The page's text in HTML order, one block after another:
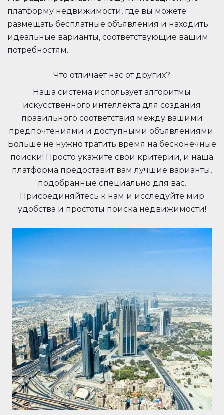
платформу недвижимости, где вы можете
размещать бесплатные объявления и находить
идеальные варианты, соответствующие вашим
потребностям.
Что отличает нас от других?
Наша система использует алгоритмы
искусственного интеллекта для создания
правильного соответствия между вашими
предпочтениями и доступными объявлениями.
Больше не нужно тратить время на бесконечные
поиски! Просто укажите свои критерии, и наша
платформа предоставит вам лучшие варианты,
подобранные специально для вас.
Присоединяйтесь к нам и исследуйте мир
удобства и простоты поиска недвижимости!